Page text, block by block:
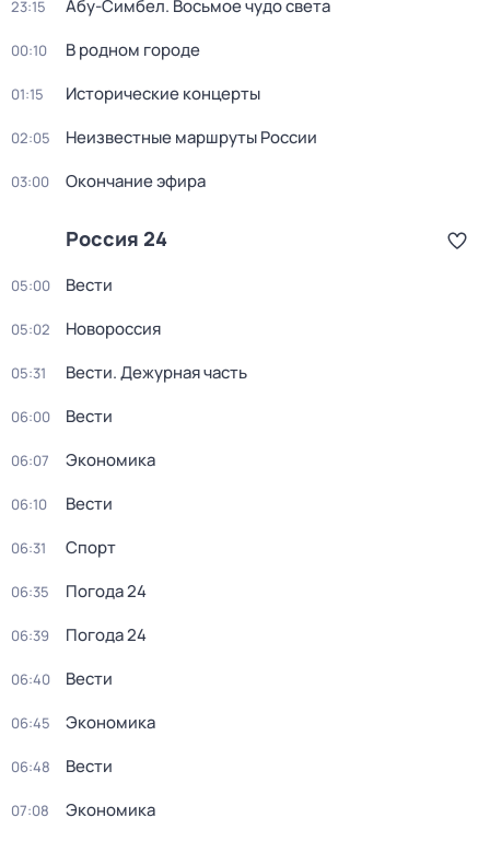
23:15 Абу-Симбел. Восьмое чудо света
00:10 В родном городе
01:15 Исторические концерты
02:05 Неизвестные маршруты России
03:00 Окончание эфира
Россия 24
05:00 Вести
05:02 Новороссия
05:31 Вести. Дежурная часть
06:00 Вести
06:07 Экономика
06:10 Вести
06:31 Спорт
06:35 Погода 24
06:39 Погода 24
06:40 Вести
06:45 Экономика
06:48 Вести
07:08 Экономика